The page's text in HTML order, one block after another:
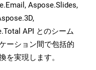
Aspose.Slides,
API とのシーム
ーション間で包括的
を実現します。